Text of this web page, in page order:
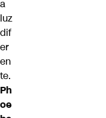
a
luz
dif
er
en
te.
Ph
oe